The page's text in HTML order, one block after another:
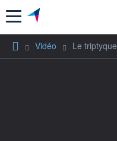
Menu
Vidéo Le